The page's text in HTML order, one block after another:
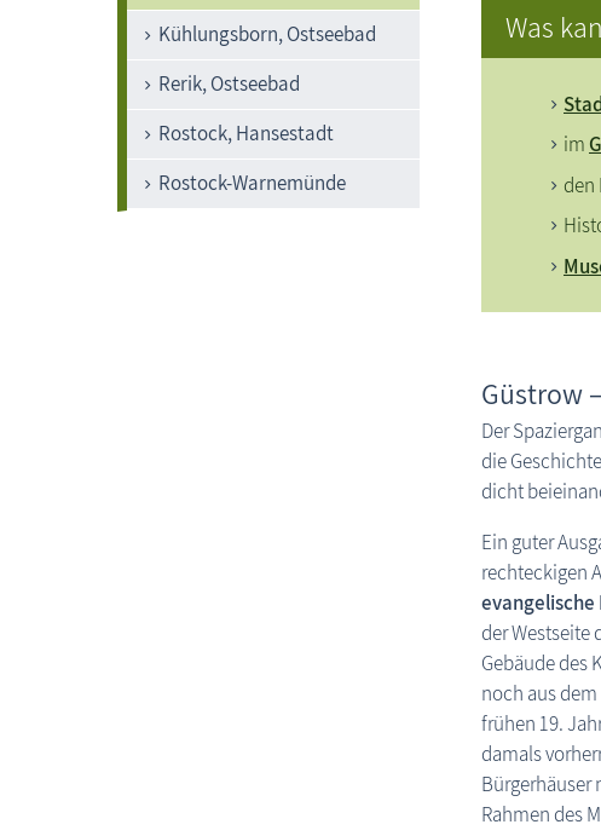
Kühlungsborn, Ostseebad
Rerik, Ostseebad
Rostock, Hansestadt
Rostock-Warnemünde
Was
im
den
Güstrow
Der
die
dicht
Ein guter
rechteckigen
der Westseite
Gebäude des
noch aus
frühen 19.
damals
Bürgerhäuser
Rahmen des